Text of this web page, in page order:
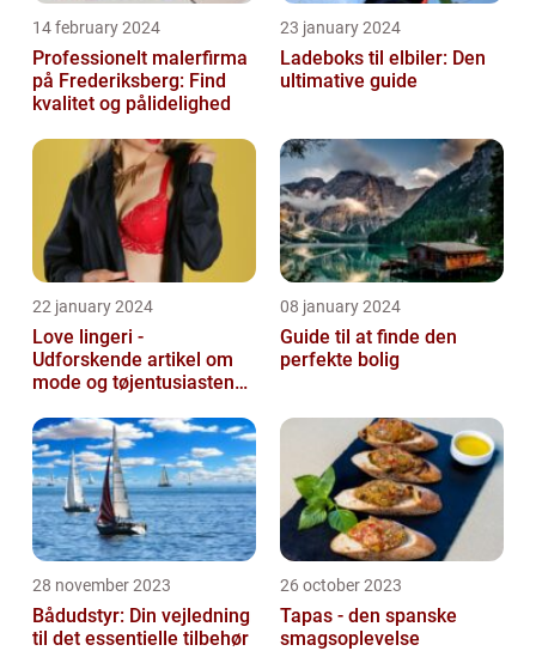
14 february 2024
Professionelt malerfirma
på Frederiksberg: Find
kvalitet og pålidelighed
23 january 2024
Ladeboks til elbiler: Den
ultimative guide
22 january 2024
Love lingeri -
Udforskende artikel om
mode og tøjentusiastens
08 january 2024
Guide til at finde den
perfekte bolig
28 november 2023
Bådudstyr: Din vejledning
til det essentielle tilbehør
26 october 2023
Tapas - den spanske
smagsoplevelse